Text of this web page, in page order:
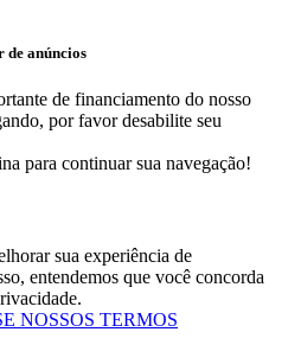
de anúncios
de financiamento do nosso
por favor desabilite seu
para continuar sua navegação!
sua experiência de
entendemos que você concorda
NOSSOS TERMOS